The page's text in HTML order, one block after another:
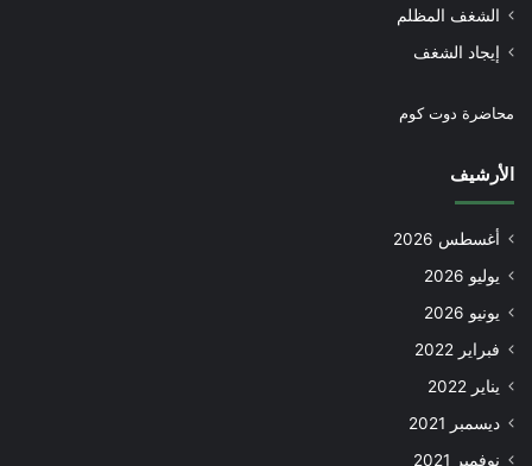
الشغف المظلم
إيجاد الشغف
محاضرة دوت كوم
الأرشيف
أغسطس 2026
يوليو 2026
يونيو 2026
فبراير 2022
يناير 2022
ديسمبر 2021
نوفمبر 2021